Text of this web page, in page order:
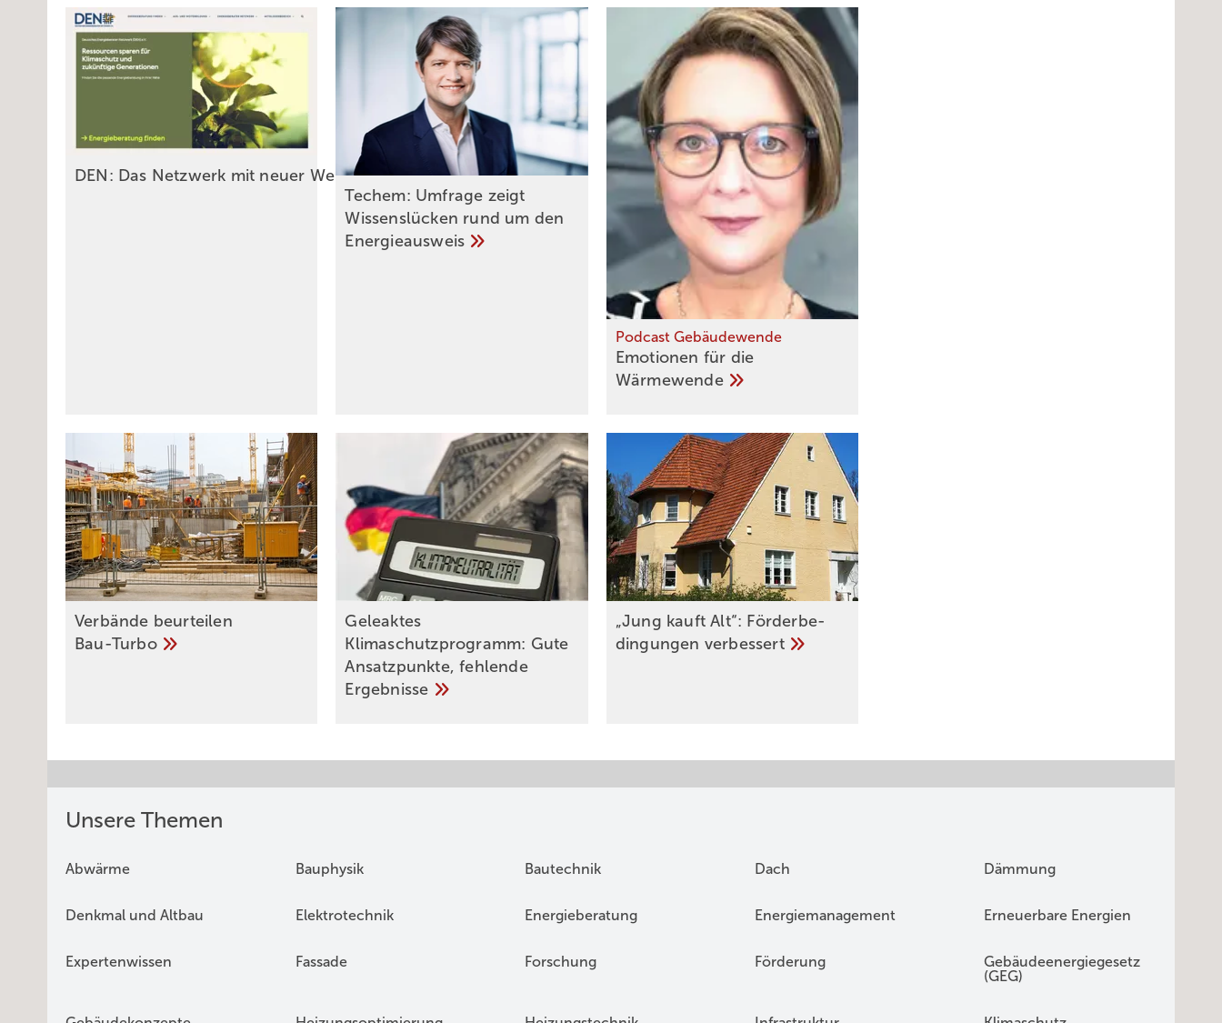
DEN: Das Netzwerk mit neuer Website und eigener App
Techem: Umfrage zeigt
Wissenslücken rund um den
Energieausweis
Podcast Gebäudewende
Emotionen für die
Wärmewende
Verbände beurteilen
Bau-Turbo
Geleaktes
Klimaschutzprogramm: Gute
Ansatzpunkte, fehlende
Ergebnisse
„Jung kauft Alt“: Förder­be­
din­gun­gen ver­bessert
Unsere Themen
Abwärme Bauphysik Bautechnik Dach Dämmung
Denkmal und Altbau Elektrotechnik Energieberatung Energiemanagement Erneuerbare Energien
Expertenwissen Fassade Forschung Förderung
Gebäudeenergiegesetz
(GEG)